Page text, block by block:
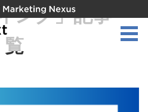
ング」記事一
覧